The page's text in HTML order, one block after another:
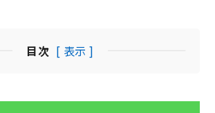
目次 [ 表示 ]